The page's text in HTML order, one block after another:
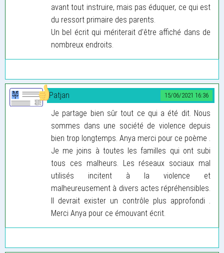
avant tout instruire, mais pas éduquer, ce qui est
du ressort primaire des parents.
Un bel écrit qui mériterait d’être affiché dans de
nombreux endroits.
15/06/2021 16:36
Patjan
Je partage bien sûr tout ce qui a été dit. Nous
sommes dans une société de violence depuis
bien trop longtemps. Anya merci pour ce poème .
Je me joins à toutes les familles qui ont subi
tous ces malheurs. Les réseaux sociaux mal
utilisés incitent à la violence et
malheureusement à divers actes répréhensibles.
Il devrait exister un contrôle plus approfondi .
Merci Anya pour ce émouvant écrit.